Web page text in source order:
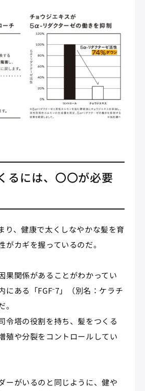
るには、〇〇が必要
り、健康で太くしなやかな髪を育
がカギを握っているのだ。
果関係があることがわかってい
にある「FGF⁻7」（別名：ケラチ
令塔の役割を持ち、髪をつくる
殖や分裂をコントロールしてい
ーがいるのと同じように、健や